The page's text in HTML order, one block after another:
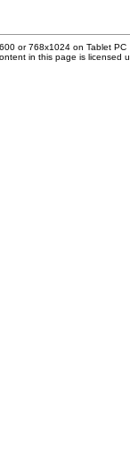
or 768x1024 on Tablet PC
in this page is licensed